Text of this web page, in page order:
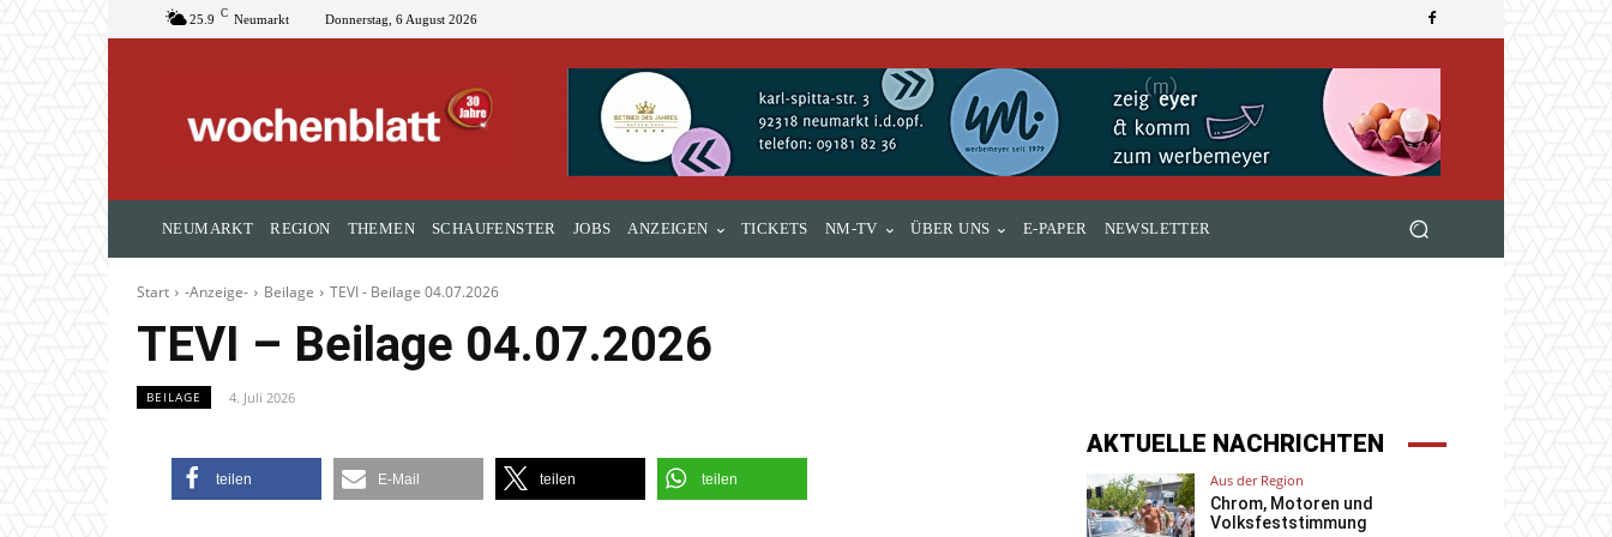
25.9 C Neumarkt Donnerstag, 6 August 2026
NEUMARKT REGION THEMEN SCHAUFENSTER JOBS ANZEIGEN TICKETS NM-TV ÜBER UNS E-PAPER NEWSLETTER
Start -Anzeige- Beilage TEVI - Beilage 04.07.2026
TEVI – Beilage 04.07.2026
BEILAGE 4. Juli 2026
teilen E-Mail teilen teilen
AKTUELLE NACHRICHTEN
Aus der Region
Chrom, Motoren und
Volksfeststimmung